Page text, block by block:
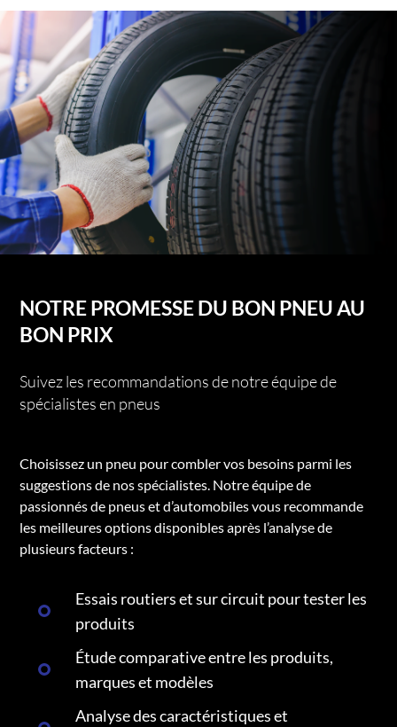
NOTRE PROMESSE DU BON PNEU AU
BON PRIX
Suivez les recommandations de notre équipe de
spécialistes en pneus
Choisissez un pneu pour combler vos besoins parmi les
suggestions de nos spécialistes. Notre équipe de
passionnés de pneus et d’automobiles vous recommande
les meilleures options disponibles après l’analyse de
plusieurs facteurs :
Essais routiers et sur circuit pour tester les
produits
Étude comparative entre les produits,
marques et modèles
Analyse des caractéristiques et